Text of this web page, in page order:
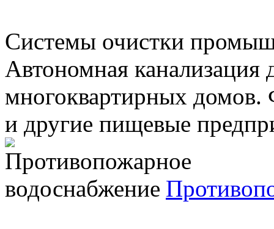
Системы очистки
Автономная канализация
многоквартирных
и другие пищевые